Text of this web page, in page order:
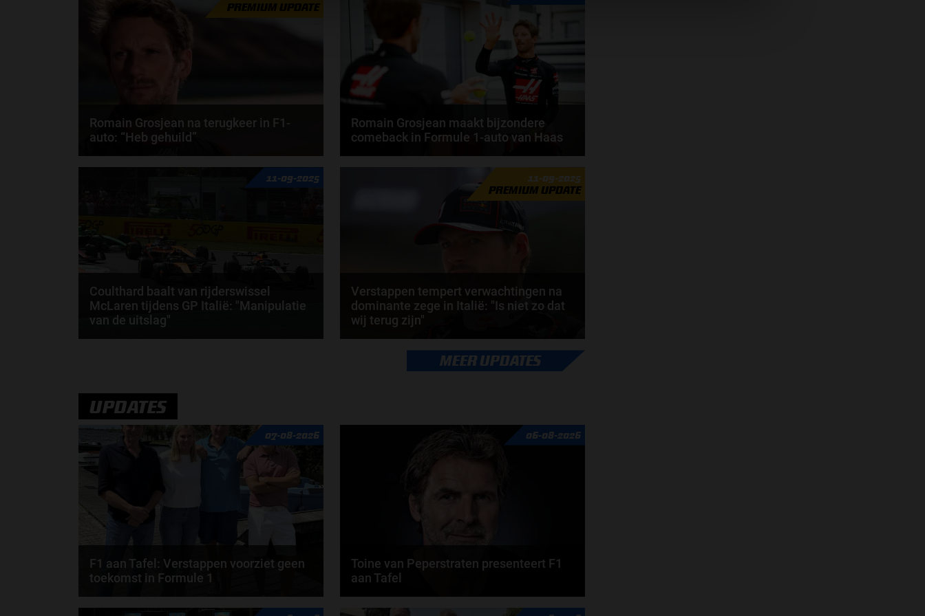
PREMIUM UPDATE
Romain Grosjean na terugkeer in F1-
auto: “Heb gehuild”
Romain Grosjean heeft wel een traantje moeten
laten nadat hij meters mocht maken in een
Tim Koenders
Romain Grosjean maakt bijzondere
comeback in Formule 1-auto van Haas
Romain Grosjean maakt binnenkort zijn rentree in
een Formule 1-auto. De Frans-Zwitserse coureur...
11-09-2025
Coulthard baalt van rijderswissel
McLaren tijdens GP Italië: "Manipulatie
van de uitslag"
doorJarlo van der Vloed
11-09-2025
PREMIUM UPDATE
Verstappen tempert verwachtingen na
dominante zege in Italië: "Is niet zo dat
wij terug zijn"
Max Verstappen wil niks te maken hebben met de
euforie rondom Red Bull Racing. De Nederlander
MEER UPDATES
UPDATES
07-08-2026
F1 aan Tafel: Verstappen voorziet geen
toekomst in Formule 1
Max Verstappen wil géén Formule 1-team, de FIA en
06-08-2026
Toine van Peperstraten presenteert F1
aan Tafel
Rob van Someren, Beitske Visser en Frans